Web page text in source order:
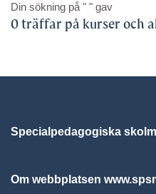
Din sökning på " " gav
0 träffar på kurser och
Specialpedagogiska
Om webbplatsen